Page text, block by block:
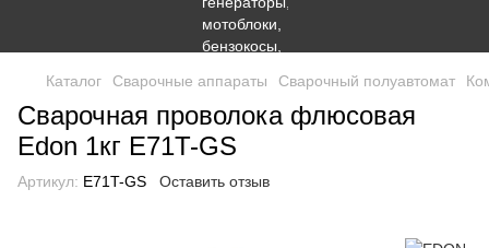
Каталог Сварочные аппараты Сварочный полуавтомат
Сварочная проволока флюсовая
Edon 1кг E71T-GS
Артикул: E71T-GS Оставить отзыв